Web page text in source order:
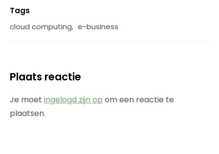
Tags
cloud computing, e-business
Plaats reactie
Je moet ingelogd zijn op om een reactie te
plaatsen.